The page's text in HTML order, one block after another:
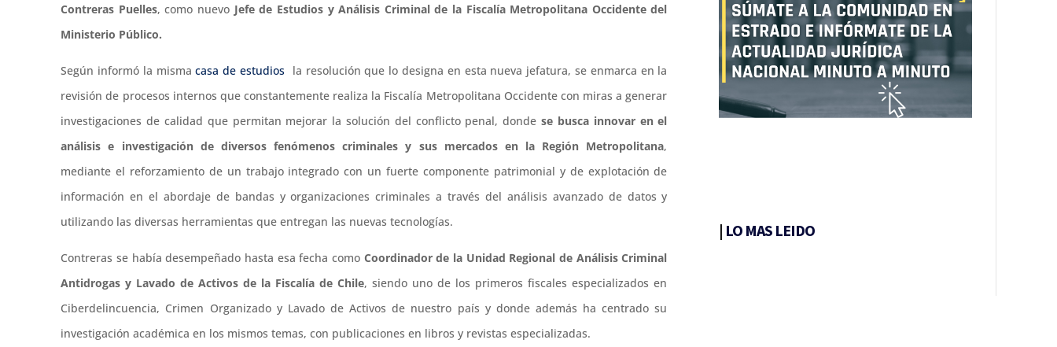
Contreras Puelles, como nuevo Jefe de Estudios y Análisis Criminal de la Fiscalía Metropolitana Occidente del
Ministerio Público.
Según informó la mismacasa de estudios la resolución que lo designa en esta nueva jefatura, se enmarca en la
revisión de procesos internos que constantemente realiza la Fiscalía Metropolitana Occidente con miras a generar
investigaciones de calidad que permitan mejorar la solución del conflicto penal, donde se busca innovar en el
análisis e investigación de diversos fenómenos criminales y sus mercados en la Región Metropolitana,
mediante el reforzamiento de un trabajo integrado con un fuerte componente patrimonial y de explotación de
información en el abordaje de bandas y organizaciones criminales a través del análisis avanzado de datos y
utilizando las diversas herramientas que entregan las nuevas tecnologías.
Contreras se había desempeñado hasta esa fecha como Coordinador de la Unidad Regional de Análisis Criminal
Antidrogas y Lavado de Activos de la Fiscalía de Chile, siendo uno de los primeros fiscales especializados en
Ciberdelincuencia, Crimen Organizado y Lavado de Activos de nuestro país y donde además ha centrado su
investigación académica en los mismos temas, con publicaciones en libros y revistas especializadas.
| LO MAS LEIDO